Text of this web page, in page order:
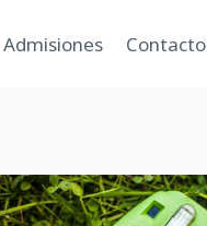
Admisiones Contacto